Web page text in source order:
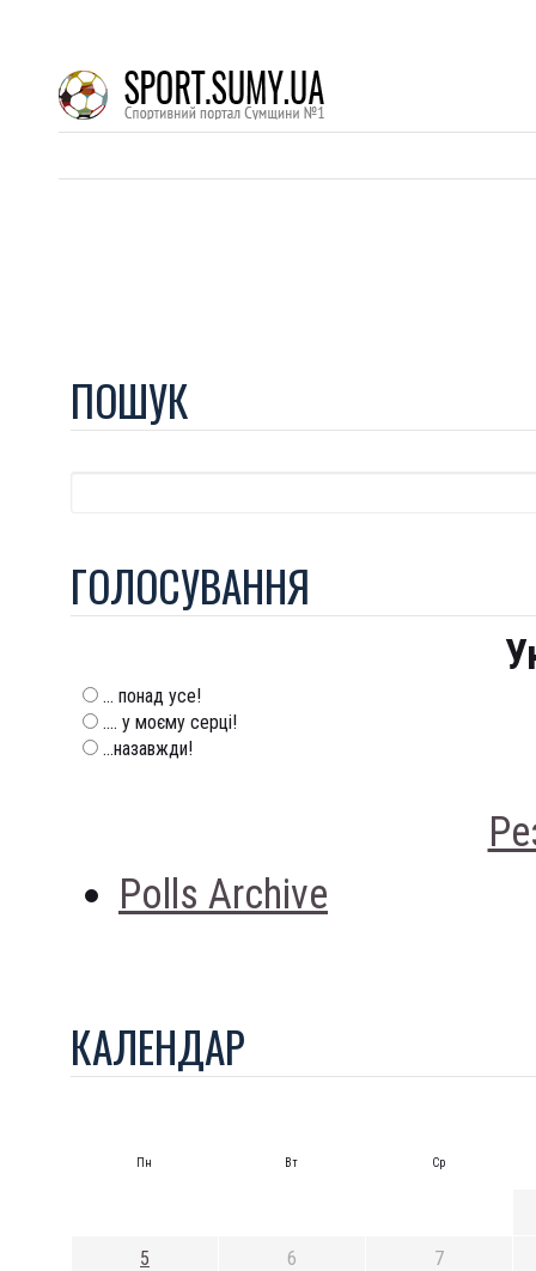
ПОШУК
ГОЛОСУВАННЯ
... понад усе!
.... у моєму серці!
...назавжди!
Polls Archive
КАЛЕНДАР
Пн Вт Ср
5 6 7